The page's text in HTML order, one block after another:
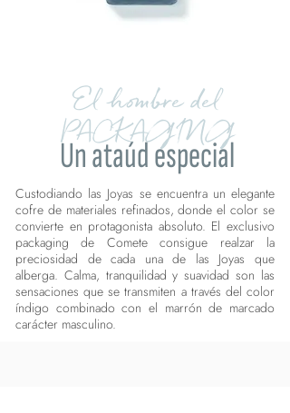
El hombre del
PACKAGING
Un ataúd especial
Custodiando las Joyas se encuentra un elegante
cofre de materiales refinados, donde el color se
convierte en protagonista absoluto. El exclusivo
packaging de Comete consigue realzar la
preciosidad de cada una de las Joyas que
alberga. Calma, tranquilidad y suavidad son las
sensaciones que se transmiten a través del color
índigo combinado con el marrón de marcado
carácter masculino.